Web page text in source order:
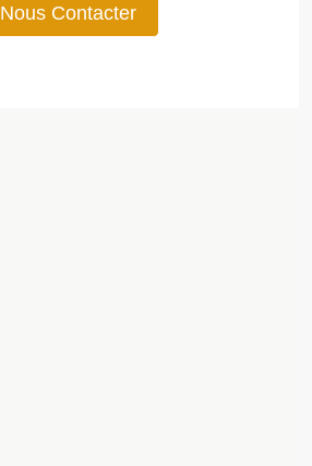
Nous Contacter